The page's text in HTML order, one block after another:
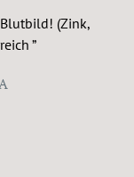
(Zink,